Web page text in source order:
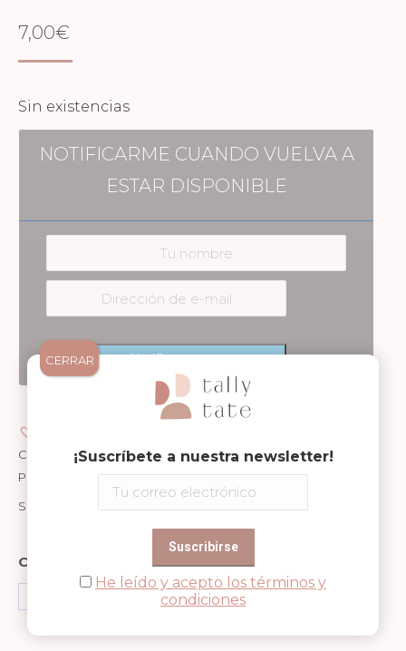
7,00€
Sin existencias
NOTIFICARME CUANDO VUELVA A
ESTAR DISPONIBLE
Notificarme
Categorías:4-5 años,43 mm,Jugar,Juguetes,Niñas,Niños
Pelotas
Ratatam
SKU:
Compartir en
on
on
Share
on
¡Suscríbete a nuestra newsletter!
He leído y acepto los términos y
condiciones
CERRAR